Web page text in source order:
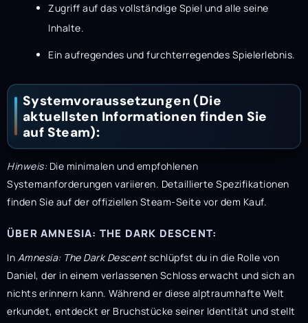
Zugriff auf das vollständige Spiel und alle seine
Inhalte.
Ein aufregendes und furchterregendes Spielerlebnis.
Systemvoraussetzungen (Die
aktuellsten Informationen finden Sie
auf Steam):
Hinweis:Die minimalen und empfohlenen
Systemanforderungen variieren. Detaillierte Spezifikationen
finden Sie auf der offiziellen Steam-Seite vor dem Kauf.
ÜBER AMNESIA: THE DARK DESCENT:
In Amnesia: The Dark Descentschlüpfst du in die Rolle von
Daniel, der in einem verlassenen Schloss erwacht und sich an
nichts erinnern kann. Während er diese alptraumhafte Welt
erkundet, entdeckt er Bruchstücke seiner Identität und stellt